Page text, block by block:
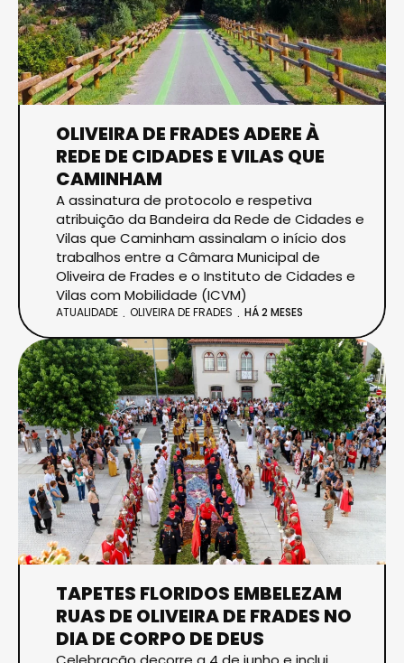
OLIVEIRA DE FRADES ADERE À
REDE DE CIDADES E VILAS QUE
CAMINHAM
A assinatura de protocolo e respetiva
atribuição da Bandeira da Rede de Cidades e
Vilas que Caminham assinalam o início dos
trabalhos entre a Câmara Municipal de
Oliveira de Frades e o Instituto de Cidades e
Vilas com Mobilidade (ICVM)
ATUALIDADE OLIVEIRA DE FRADES HÁ 2 MESES
TAPETES FLORIDOS EMBELEZAM
RUAS DE OLIVEIRA DE FRADES NO
DIA DE CORPO DE DEUS